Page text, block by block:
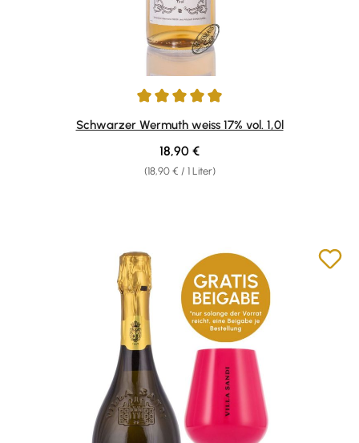
Durchschnittliche Bewertung von 4.95 von 5 Sternen
Schwarzer Wermuth weiss 17% vol. 1,0l
(18,90 € / 1 Liter)
Regulärer Preis:
18,90 €